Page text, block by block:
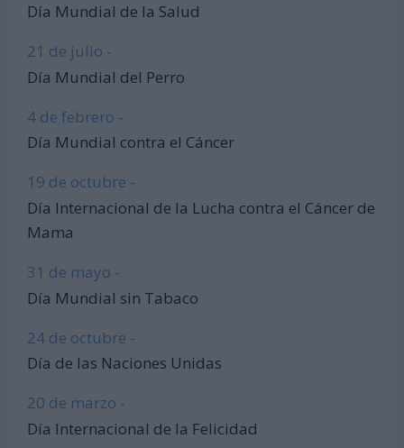
Día Mundial de la Salud
21 de julio -
Día Mundial del Perro
4 de febrero -
Día Mundial contra el Cáncer
19 de octubre -
Día Internacional de la Lucha contra el Cáncer de
Mama
31 de mayo -
Día Mundial sin Tabaco
24 de octubre -
Día de las Naciones Unidas
20 de marzo -
Día Internacional de la Felicidad